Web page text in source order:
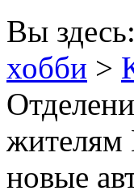
Вы здесь:
хобби >
жителям
новые